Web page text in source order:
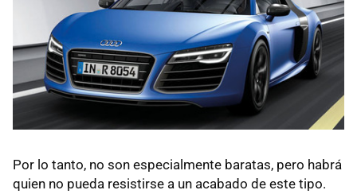
Por lo tanto, no son especialmente baratas, pero habrá
quien no pueda resistirse a un acabado de este tipo.